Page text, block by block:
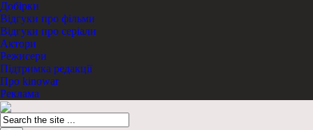
Добірки
Відгуки про фільми
Відгуки про серіали
Актори
Режисери
Підтримка редакції
Про kinowar
Реклама